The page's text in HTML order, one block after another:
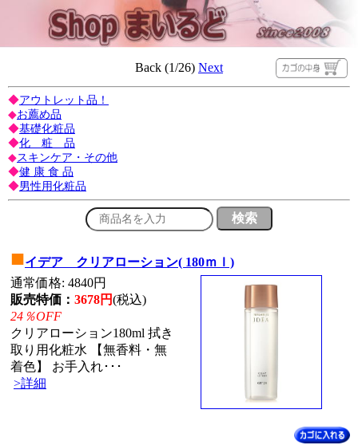
Back (1/26) Next
◆アウトレット品！
◆お薦め品
◆基礎化粧品
◆化 粧 品
◆スキンケア・その他
◆健 康 食 品
◆男性用化粧品
■イデア クリアローション( 180ｍｌ)
通常価格: 4840円
販売特価： 3678円(税込)
24％OFF
クリアローション180ml 拭き
取り用化粧水 【無香料・無
着色】 お手入れ･･･
>詳細